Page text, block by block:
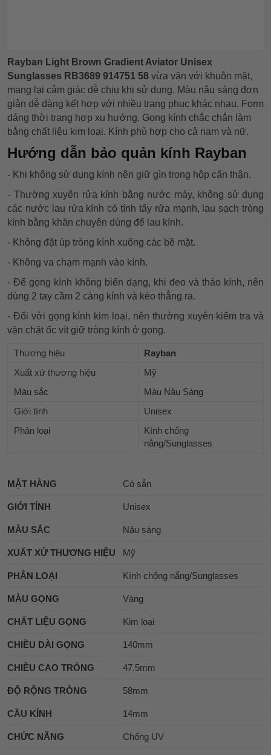
Rayban Light Brown Gradient Aviator Unisex
Sunglasses RB3689 914751 58 vừa vặn với khuôn mặt,
mang lại cảm giác dễ chịu khi sử dụng. Màu nâu sáng đơn
giản dễ dàng kết hợp với nhiều trang phục khác nhau. Form
dáng thời trang hợp xu hướng. Gọng kính chắc chắn làm
bằng chất liệu kim loại. Kính phù hợp cho cả nam và nữ.
Hướng dẫn bảo quản kính Rayban
- Khi không sử dụng kính nên giữ gìn trong hộp cẩn thận.
- Thường xuyên rửa kính bằng nước máy, không sử dụng
các nước lau rửa kính có tính tẩy rửa mạnh, lau sạch tròng
kính bằng khăn chuyên dùng để lau kính.
- Không đặt úp tròng kính xuống các bề mặt.
- Không va chạm mạnh vào kính.
- Để gọng kính không biến dạng, khi đeo và tháo kính, nên
dùng 2 tay cầm 2 càng kính và kéo thẳng ra.
- Đối với gọng kính kim loại, nên thường xuyên kiểm tra và
vặn chặt ốc vít giữ tròng kính ở gọng.
Thương hiệu
Rayban
Xuất xứ thương hiệu
Mỹ
Màu sắc
Màu Nâu Sáng
Giới tính
Unisex
Phân loại
Kính chống
nắng/Sunglasses
MẶT HÀNG Có sẵn
GIỚI TÍNH Unisex
MÀU SẮC Nâu sáng
XUẤT XỨ THƯƠNG HIỆU Mỹ
PHÂN LOẠI Kính chống nắng/Sunglasses
MÀU GỌNG Vàng
CHẤT LIỆU GỌNG Kim loại
CHIỀU DÀI GỌNG 140mm
CHIỀU CAO TRÒNG 47.5mm
ĐỘ RỘNG TRÒNG 58mm
CẦU KÍNH 14mm
CHỨC NĂNG Chống UV